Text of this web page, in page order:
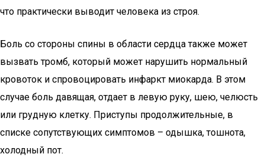
что практически выводит человека из строя.
Боль со стороны спины в области сердца также может
вызвать тромб, который может нарушить нормальный
кровоток и спровоцировать инфаркт миокарда. В этом
случае боль давящая, отдает в левую руку, шею, челюсть
или грудную клетку. Приступы продолжительные, в
списке сопутствующих симптомов – одышка, тошнота,
холодный пот.